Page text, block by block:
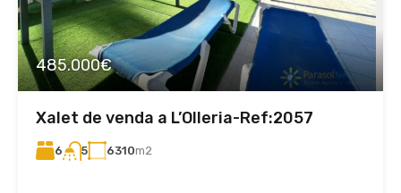
485.000€
Xalet de venda a L’Olleria-Ref:2057
6 5 6310m2